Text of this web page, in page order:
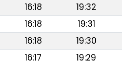
16:18 19:32
16:18 19:31
16:18 19:30
16:17 19:29